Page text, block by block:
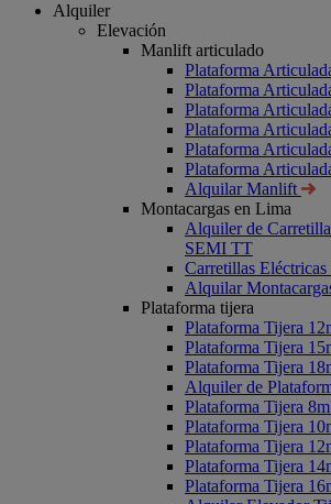
Alquiler
Elevación
Manlift articulado
Plataforma
Plataforma
Plataforma
Plataforma
Plataforma
Plataforma
Alquilar Manlift
Montacargas en Lima
Alquiler de
SEMI TT
Carretillas
Alquilar
Plataforma tijera
Plataforma Tijera
Plataforma Tijera
Plataforma Tijera
Alquiler de
Plataforma Tijera
Plataforma Tijera
Plataforma Tijera
Plataforma Tijera
Plataforma Tijera